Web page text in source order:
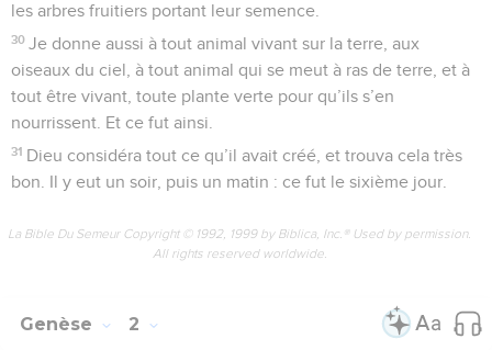
les arbres fruitiers portant leur semence.
30 Je donne aussi à tout animal vivant sur la terre, aux
oiseaux du ciel, à tout animal qui se meut à ras de terre, et à
tout être vivant, toute plante verte pour qu’ils s’en
nourrissent. Et ce fut ainsi.
31 Dieu considéra tout ce qu’il avait créé, et trouva cela très
bon. Il y eut un soir, puis un matin : ce fut le sixième jour.
La Bible Du Semeur Copyright © 1992, 1999 by Biblica, Inc.® Used by permission.
All rights reserved worldwide.
Genèse 2